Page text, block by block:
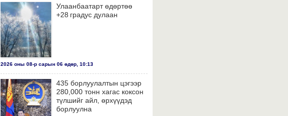
Улаанбаатарт өдөртөө
+28 градус дулаан
2026 оны 08-р сарын 06 өдөр, 10:13
435 борлуулалтын цэгээр
280,000 тонн хагас коксон
түлшийг айл, өрхүүдэд
борлуулна